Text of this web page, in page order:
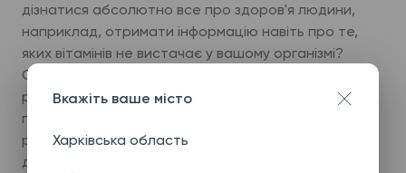
дізнатися абсолютно все про здоров'я людини,
наприклад, отримати інформацію навіть про те,
яких вітамінів не вистачає у вашому організмі?
Саме тому лабораторна діагностика — це те, що
рекомендують лікарі в Україні, навіть якщо на
перший погляд вас нічого не турбує. Однак, щоб
результати будь-яких досліджень були
достовірними та точними, потрібно обирати
Вкажіть ваше місто
Харківська область